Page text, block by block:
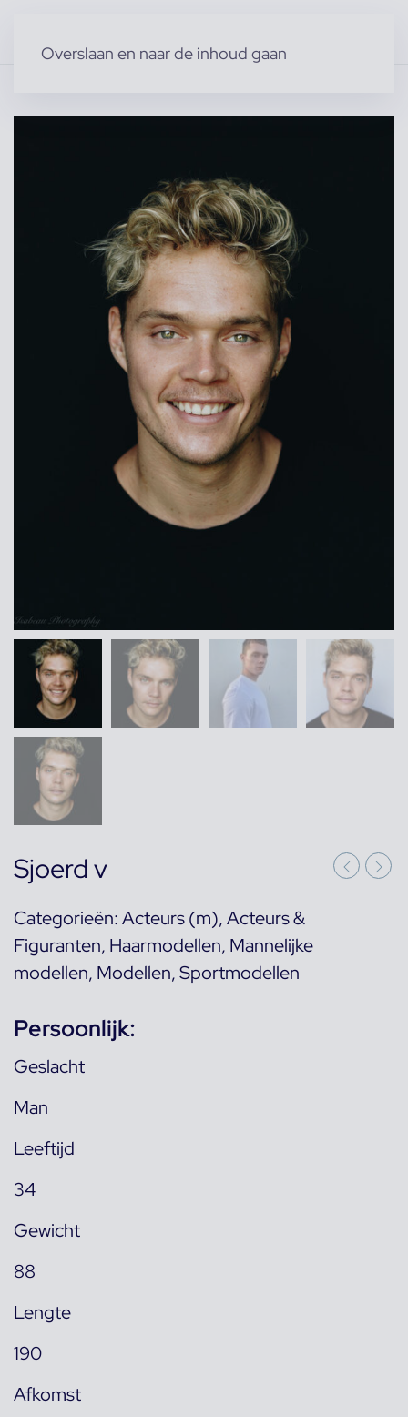
Overslaan en naar de inhoud gaan
Sjoerd v
Categorieën:Acteurs (m),Acteurs &
Figuranten, Haarmodellen, Mannelijke
modellen, Modellen,Sportmodellen
Persoonlijk:
Geslacht
Man
Leeftijd
34
Gewicht
88
Lengte
190
Afkomst